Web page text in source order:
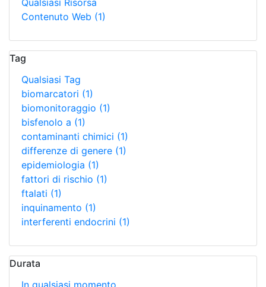
Qualsiasi Risorsa
Contenuto Web (1)
Tag
Qualsiasi Tag
biomarcatori (1)
biomonitoraggio (1)
bisfenolo a (1)
contaminanti chimici (1)
differenze di genere (1)
epidemiologia (1)
fattori di rischio (1)
ftalati (1)
inquinamento (1)
interferenti endocrini (1)
Durata
In qualsiasi momento